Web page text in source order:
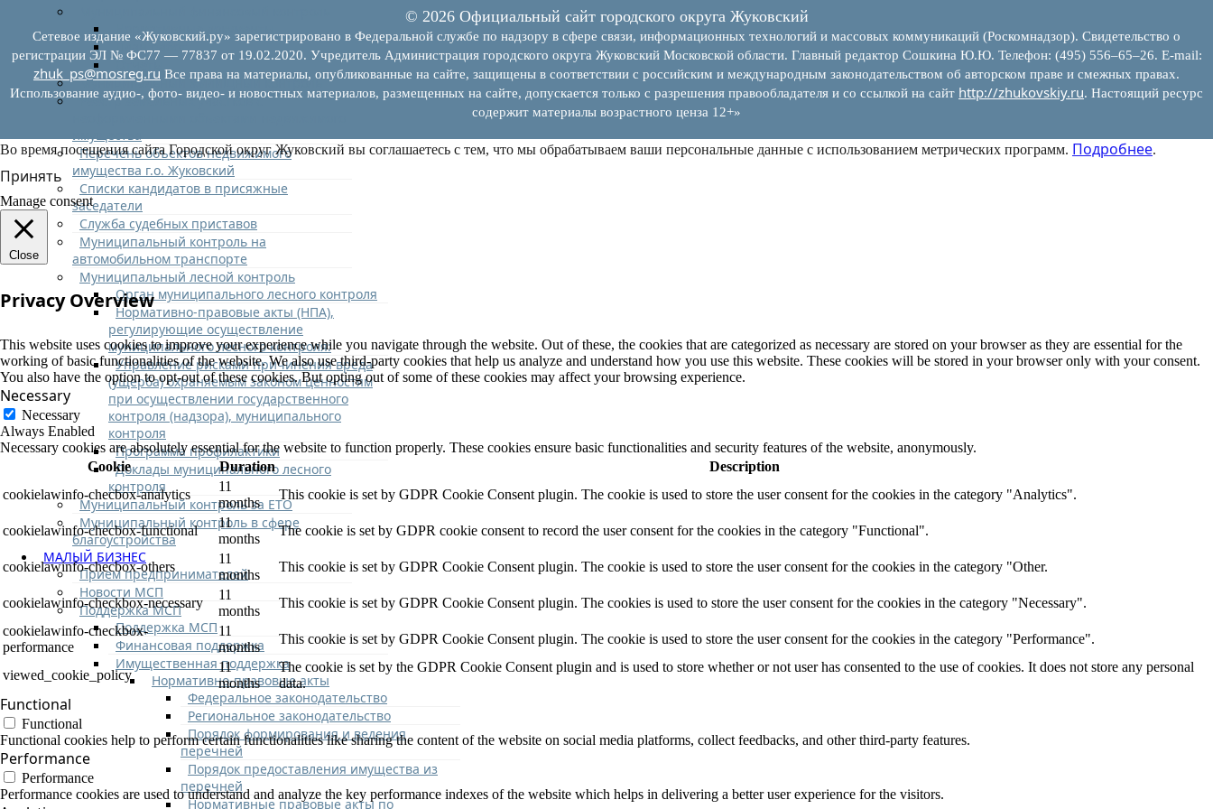
Нормативные документы
План работ
Отчеты
Муниципальный жилищный контроль
Реестр земельных участков с
Перечень объектов недвижимого
имущества г.о. Жуковский
Списки кандидатов в присяжные
заседатели
Служба судебных приставов
Муниципальный контроль на
автомобильном транспорте
Муниципальный лесной контроль
Орган муниципального лесного контроля
Нормативно-правовые акты (НПА),
регулирующие осуществление
муниципального лесного контроля:
Управление рисками причинения вреда
(ущерба) охраняемым законом ценностям
при осуществлении государственного
контроля (надзора), муниципального
контроля
Программа профилактики
Доклады муниципального лесного
контроля
Муниципальный контроль за ЕТО
Муниципальный контроль в сфере
благоустройства
МАЛЫЙ БИЗНЕС
Прием предпринимателей
Новости МСП
Поддержка МСП
Поддержка МСП
Финансовая поддержка
Имущественная поддержка
Нормативно-правовые акты
Федеральное законодательство
Региональное законодательство
Порядок формирования и ведения
перечней
Порядок предоставления имущества из
перечней
Нормативные правовые акты по
© 2026 Официальный сайт городского округа Жуковский
Сетевое издание «Жуковский.ру» зарегистрировано в Федеральной службе по надзору в сфере связи, информационных технологий и массовых коммуникаций (Роскомнадзор). Свидетельство о
регистрации ЭЛ № ФС77 — 77837 от 19.02.2020. Учредитель Администрация городского округа Жуковский Московской области. Главный редактор Сошкина Ю.Ю. Телефон: (495) 556–65–26. E‑mail:
zhuk_ps@mosreg.ru Все права на материалы, опубликованные на сайте, защищены в соответствии с российским и международным законодательством об авторском праве и смежных правах.
Использование аудио-, фото- видео- и новостных материалов, размещенных на сайте, допускается только с разрешения правообладателя и со ссылкой на сайт http://zhukovskiy.ru. Настоящий ресурс
содержит материалы возрастного ценза 12+»
Во время посещения сайта Городской округ Жуковский вы соглашаетесь с тем, что мы обрабатываем ваши персональные данные с использованием метрических программ. Подробнее.
Принять
Manage consent
Close
Privacy Overview
This website uses cookies to improve your experience while you navigate through the website. Out of these, the cookies that are categorized as necessary are stored on your browser as they are essential for the
working of basic functionalities of the website. We also use third-party cookies that help us analyze and understand how you use this website. These cookies will be stored in your browser only with your consent.
You also have the option to opt-out of these cookies. But opting out of some of these cookies may affect your browsing experience.
Necessary
Necessary
Always Enabled
Necessary cookies are absolutely essential for the website to function properly. These cookies ensure basic functionalities and security features of the website, anonymously.
Cookie
Duration
Description
cookielawinfo-checbox-analytics
11
months
This cookie is set by GDPR Cookie Consent plugin. The cookie is used to store the user consent for the cookies in the category "Analytics".
cookielawinfo-checbox-functional
11
months
The cookie is set by GDPR cookie consent to record the user consent for the cookies in the category "Functional".
cookielawinfo-checbox-others
11
months
This cookie is set by GDPR Cookie Consent plugin. The cookie is used to store the user consent for the cookies in the category "Other.
cookielawinfo-checkbox-necessary
11
months
This cookie is set by GDPR Cookie Consent plugin. The cookies is used to store the user consent for the cookies in the category "Necessary".
cookielawinfo-checkbox-
performance
11
months
This cookie is set by GDPR Cookie Consent plugin. The cookie is used to store the user consent for the cookies in the category "Performance".
viewed_cookie_policy
11
months
The cookie is set by the GDPR Cookie Consent plugin and is used to store whether or not user has consented to the use of cookies. It does not store any personal
data.
Functional
Functional
Functional cookies help to perform certain functionalities like sharing the content of the website on social media platforms, collect feedbacks, and other third-party features.
Performance
Performance
Performance cookies are used to understand and analyze the key performance indexes of the website which helps in delivering a better user experience for the visitors.